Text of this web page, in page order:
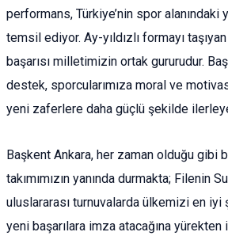
performans, Türkiye’nin spor alanındaki
temsil ediyor. Ay-yıldızlı formayı taşıyan
başarısı milletimizin ortak gururudur.
destek, sporcularımıza moral ve
yeni zaferlere daha güçlü şekilde
​Başkent Ankara, her zaman olduğu gibi
takımımızın yanında durmakta; Filenin
uluslararası turnuvalarda ülkemizi en
yeni başarılara imza atacağına yürekten